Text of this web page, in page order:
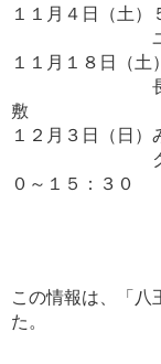
１１月４日（土
ユーロ
１１月１８日（土
長房市民セ
敷
１２月３日（日）
クリエイト
０～１５：３０
この情報は、「八
た。